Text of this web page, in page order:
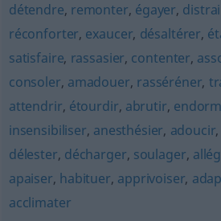
détendre, remonter, égayer,
réconforter, exaucer, désaltérer,
satisfaire, rassasier, contenter,
consoler, amadouer, rasséréner,
attendrir, étourdir, abrutir,
insensibiliser, anesthésier, adoucir,
délester, décharger, soulager,
apaiser, habituer, apprivoiser,
acclimater